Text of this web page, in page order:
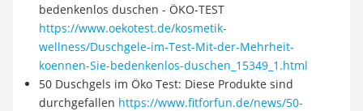
bedenkenlos duschen - ÖKO-TEST
https://www.oekotest.de/kosmetik-
wellness/Duschgele-im-Test-Mit-der-Mehrheit-
koennen-Sie-bedenkenlos-duschen_15349_1.html
50 Duschgels im Öko Test: Diese Produkte sind
durchgefallen https://www.fitforfun.de/news/50-